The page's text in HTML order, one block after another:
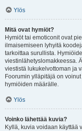
Ylös
Mitä ovat hymiöt?
Hymiöt tai emoticonit ovat
ilmaisemiseen lyhyitä
tarkoittaa surullista.
viestinlähetyslomakkeessa.
viestistä lukukelvottoman ja
Foorumin ylläpitäjä on
hymiöiden määrälle.
Ylös
Voinko lähettää kuvia?
Kyllä, kuvia voidaan käyttää